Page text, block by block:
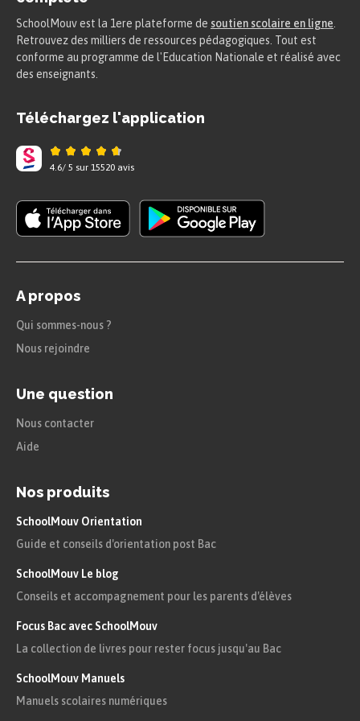
À retenir
composés $R'$ et deux molécules
d’ADP et deux phosphates inorganiques
molécules d’ATP.
On dit que la glycolyse est une
les atomes du carbone du glucose se
aussi une production d’énergie dans la
Le cycle de Krebs
La respiration cellulaire a lieu dans les
mitochondries. La
composée de nombreuses mitochondries qui
SchoolMouv est la 1ere plateforme de soutien scolaire en ligne
Retrouvez des milliers de ressources pédagogiques. Tout est
conforme au programme de l'Education Nationale et réalisé avec
des enseignants.
Téléchargez l'application
4.6/ 5 sur 15520 avis
A propos
Qui sommes-nous ?
Nous rejoindre
Une question
Nous contacter
Aide
Nos produits
SchoolMouv Orientation
Guide et conseils d'orientation post Bac
SchoolMouv Le blog
Conseils et accompagnement pour les parents d'élèves
Focus Bac avec SchoolMouv
La collection de livres pour rester focus jusqu'au Bac
SchoolMouv Manuels
Manuels scolaires numériques